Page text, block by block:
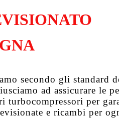
secondo gli standard
ad assicurare le
turbocompressori per
e ricambi per